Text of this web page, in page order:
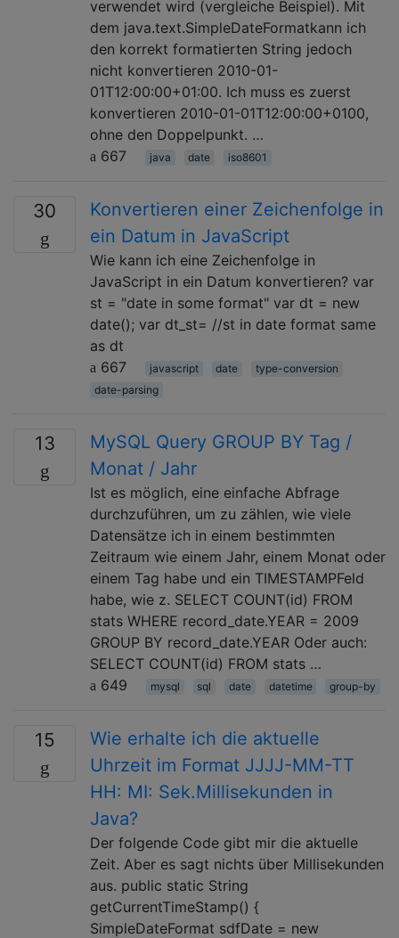
verwendet wird (vergleiche Beispiel). Mit
dem java.text.SimpleDateFormatkann ich
den korrekt formatierten String jedoch
nicht konvertieren 2010-01-
01T12:00:00+01:00. Ich muss es zuerst
konvertieren 2010-01-01T12:00:00+0100,
ohne den Doppelpunkt. …
667
java date iso8601
30
Konvertieren einer Zeichenfolge in
ein Datum in JavaScript
Wie kann ich eine Zeichenfolge in
JavaScript in ein Datum konvertieren? var
st = "date in some format" var dt = new
date(); var dt_st= //st in date format same
as dt
667
javascript date
type-conversion
date-parsing
13
MySQL Query GROUP BY Tag /
Monat / Jahr
Ist es möglich, eine einfache Abfrage
durchzuführen, um zu zählen, wie viele
Datensätze ich in einem bestimmten
Zeitraum wie einem Jahr, einem Monat oder
einem Tag habe und ein TIMESTAMPFeld
habe, wie z. SELECT COUNT(id) FROM
stats WHERE record_date.YEAR = 2009
GROUP BY record_date.YEAR Oder auch:
SELECT COUNT(id) FROM stats …
649
mysql sql date datetime group-by
15
Wie erhalte ich die aktuelle
Uhrzeit im Format JJJJ-MM-TT
HH: MI: Sek.Millisekunden in
Java?
Der folgende Code gibt mir die aktuelle
Zeit. Aber es sagt nichts über Millisekunden
aus. public static String
getCurrentTimeStamp() {
SimpleDateFormat sdfDate = new